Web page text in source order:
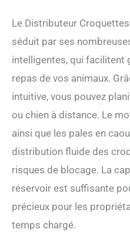
Le Distributeur
séduit par ses
intelligentes, qui facilitent
repas de vos animaux.
intuitive, vous pouvez
ou chien à distance. Le
ainsi que les pales en
distribution fluide des
risques de blocage. La
réservoir est suffisante
précieux pour les
temps chargé.